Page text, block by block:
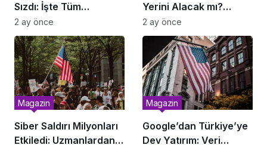
Sızdı: İşte Tüm
Özellikler
2 ay önce
Yerini Alacak mı?
Rapor Yayımlandı
2 ay önce
Siber Saldırı Milyonları
Etkiledi: Uzmanlardan
Magazin
Google’dan Türkiye’ye
Dev Yatırım: Veri
Magazin